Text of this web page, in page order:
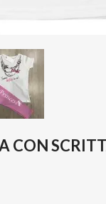
CON